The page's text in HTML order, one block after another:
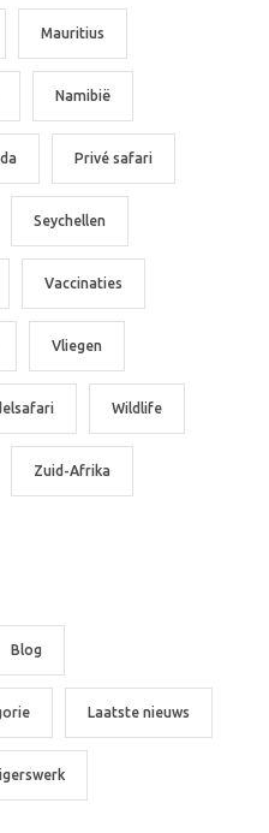
Mauritius
Namibië
Privé safari
Seychellen
Vaccinaties
Vliegen
Wildlife
Zuid-Afrika
Blog
Laatste nieuws